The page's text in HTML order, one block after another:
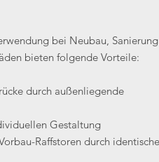
bei Neubau,
bieten folgende Vorteile:
durch außenliegende
Gestaltung
Raffstoren durch identische